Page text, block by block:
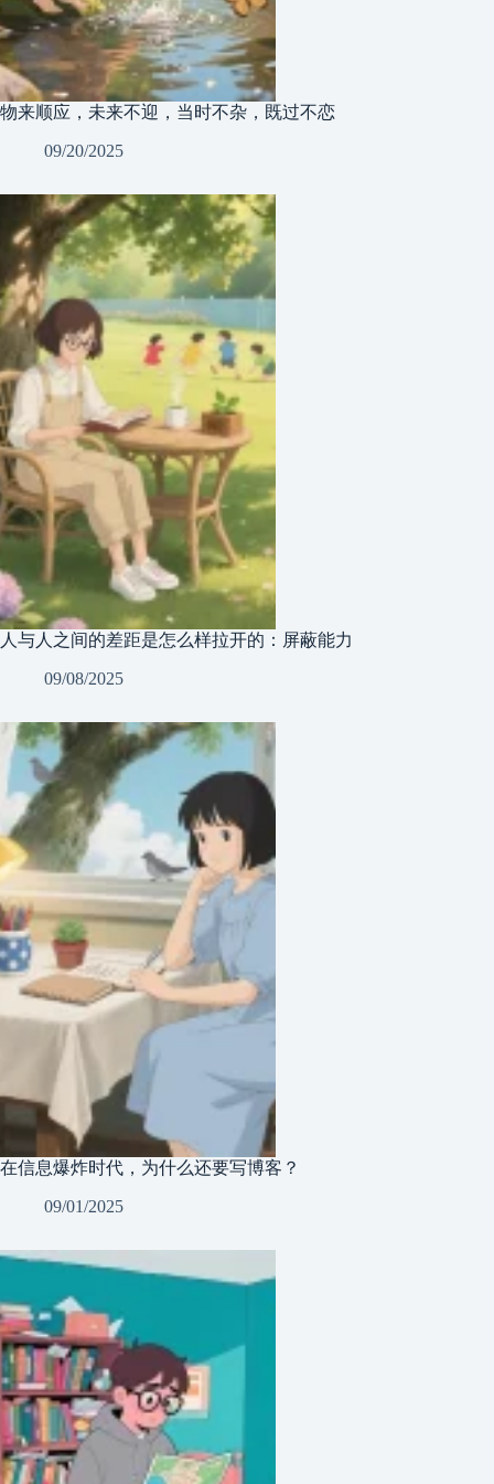
物来顺应，未来不迎，当时不杂，既过不恋
09/20/2025
人与人之间的差距是怎么样拉开的：屏蔽能力
09/08/2025
在信息爆炸时代，为什么还要写博客？
09/01/2025